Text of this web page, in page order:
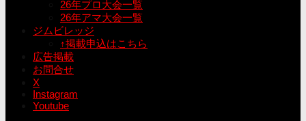
26年プロ大会一覧
26年アマ大会一覧
ジムビレッジ
↑掲載申込はこちら
広告掲載
お問合せ
X
Instagram
Youtube